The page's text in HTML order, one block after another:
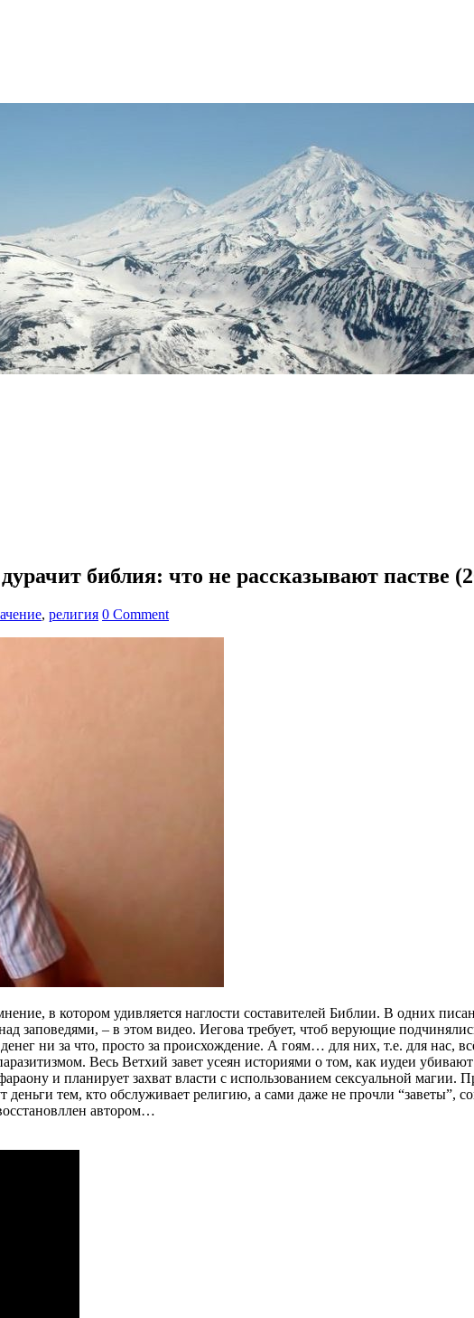
библия: что не рассказывают пастве
, религия 0 Comment
в котором удивляется наглости составителей Библии. В одних
заповедями, – в этом видео. Иегова требует, чтоб верующие
ни за что, просто за происхождение. А гоям… для них, т.е. для нас,
Весь Ветхий завет усеян историями о том, как иудеи
и планирует захват власти с использованием сексуальной магии.
тем, кто обслуживает религию, а сами даже не прочли “заветы”,
автором…